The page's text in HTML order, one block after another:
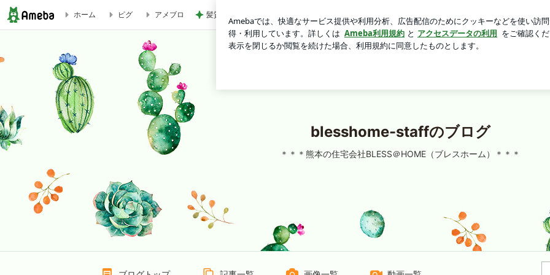
家づくり大好きおじさん BLESS HOME LETTER5月号が発行されました^^ | blesshome-staffのブログ
ホーム ピグ アメブロ 髪質悪化に繋がるお風呂後の習慣 ロ
blesshome-staffのブログ
＊＊＊熊本の住宅会社BLESS＠HOME（ブレスホーム）＊＊＊